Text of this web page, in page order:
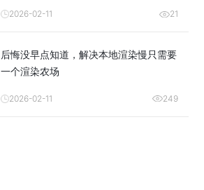
2026-02-11 21
后悔没早点知道，解决本地渲染慢只需要
一个渲染农场
2026-02-11 249